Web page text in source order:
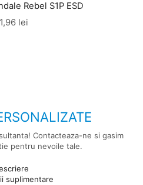
Rebel S1P ESD
lei
Contacteaza-ne si gasim
pentru nevoile tale.
suplimentare